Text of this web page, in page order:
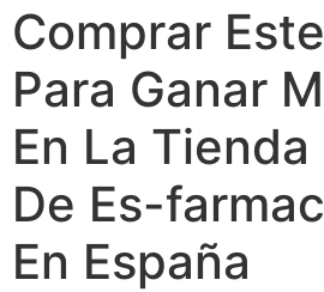
Comprar
Para Ganar
En La
De Es-
En España